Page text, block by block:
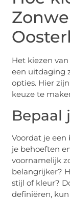
Het kiezen
een uitdaging
opties. Hier
keuze te
Bepaal
Voordat je
je behoeften
voornamelijk
belangrijker?
stijl of kleur?
definiëren,